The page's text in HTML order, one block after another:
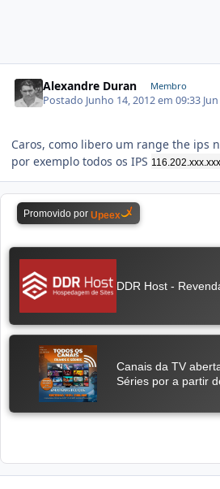
Alexandre Duran Membro
Postado Junho 14, 2012 em 09:33
Caros, como libero um range the ips
por exemplo todos os IPS 116.202.xxx.xxx